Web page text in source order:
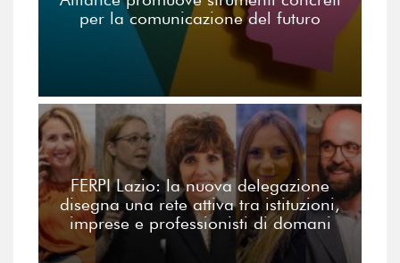
per la comunicazione del futuro
FERPI Lazio: la nuova delegazione
disegna una rete attiva tra istituzioni,
imprese e professionisti di domani